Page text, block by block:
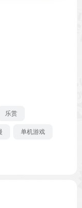
乐赏
单机游戏